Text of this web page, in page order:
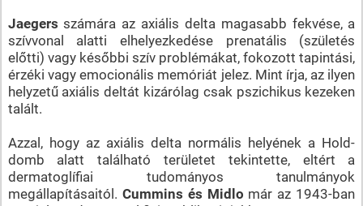
Jaegers számára az axiális delta magasabb fekvése, a
szívvonal alatti elhelyezkedése prenatális (születés
előtti) vagy későbbi szív problémákat, fokozott tapintási,
érzéki vagy emocionális memóriát jelez. Mint írja, az ilyen
helyzetű axiális deltát kizárólag csak pszichikus kezeken
talált.
Azzal, hogy az axiális delta normális helyének a Hold-
domb alatt található területet tekintette, eltért a
dermatoglífiai tudományos tanulmányok
megállapításaitól. Cummins és Midlo már az 1943-ban